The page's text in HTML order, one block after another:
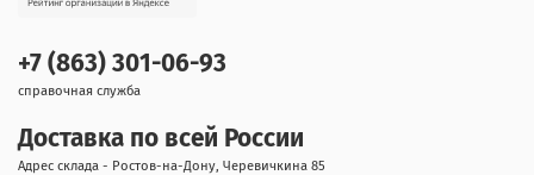
+7 (863) 301-06-93
справочная служба
Доставка по всей России
Адрес склада - Ростов-на-Дону, Черевичкина 85